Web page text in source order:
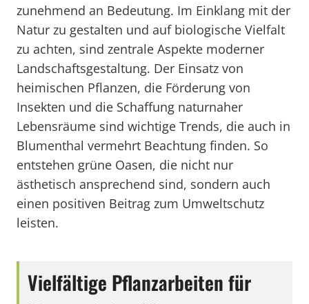
zunehmend an Bedeutung. Im Einklang mit der
Natur zu gestalten und auf biologische Vielfalt
zu achten, sind zentrale Aspekte moderner
Landschaftsgestaltung. Der Einsatz von
heimischen Pflanzen, die Förderung von
Insekten und die Schaffung naturnaher
Lebensräume sind wichtige Trends, die auch in
Blumenthal vermehrt Beachtung finden. So
entstehen grüne Oasen, die nicht nur
ästhetisch ansprechend sind, sondern auch
einen positiven Beitrag zum Umweltschutz
leisten.
Vielfältige Pflanzarbeiten für